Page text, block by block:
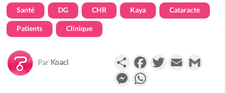
Santé DG CHR Kaya Cataracte
Patients Clinique
Par Koaci PartagerFacebookTwitterEmail
Messenger